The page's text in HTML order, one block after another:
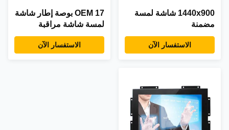
1440x900 شاشة لمسة
مضمنة
الاستفسار الآن
OEM 17 بوصة إطار شاشة
لمسة شاشة مراقبة
صناعية مع CGA VGA
الاستفسار الآن